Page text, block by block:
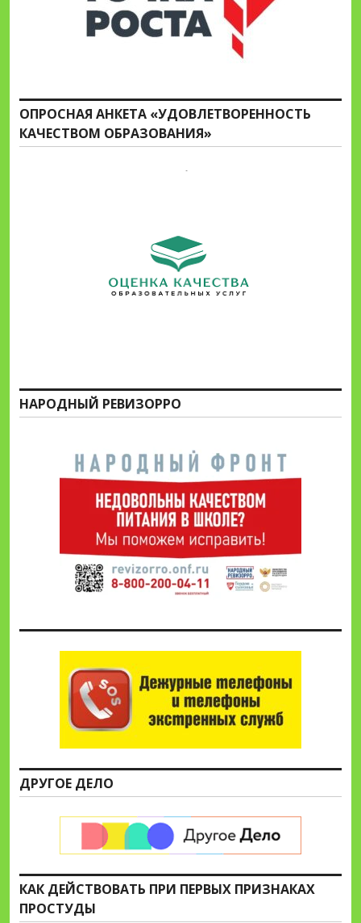
ОПРОСНАЯ АНКЕТА «УДОВЛЕТВОРЕННОСТЬ
КАЧЕСТВОМ ОБРАЗОВАНИЯ»
НАРОДНЫЙ РЕВИЗОРРО
ДРУГОЕ ДЕЛО
КАК ДЕЙСТВОВАТЬ ПРИ ПЕРВЫХ ПРИЗНАКАХ
ПРОСТУДЫ